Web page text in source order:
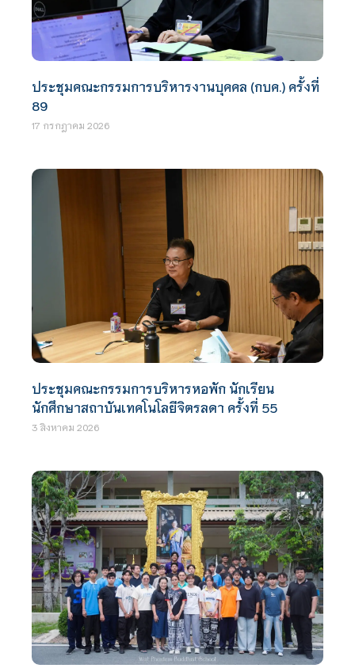
ประชุมคณะกรรมการบริหารงานบุคคล (กบค.) ครั้งที่
89
17 กรกฎาคม 2026
ประชุมคณะกรรมการบริหารหอพัก นักเรียน
นักศึกษาสถาบันเทคโนโลยีจิตรลดา ครั้งที่ 55
3 สิงหาคม 2026